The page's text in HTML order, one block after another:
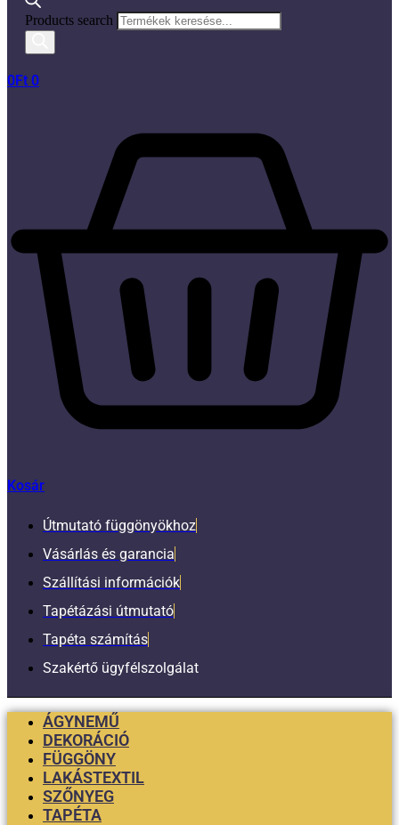
Products search
0Ft 0
Kosár
Útmutató függönyökhoz
Vásárlás és garancia
Szállítási információk
Tapétázási útmutató
Tapéta számítás
Szakértő ügyfélszolgálat
ÁGYNEMŰ
DEKORÁCIÓ
FÜGGÖNY
LAKÁSTEXTIL
SZŐNYEG
TAPÉTA